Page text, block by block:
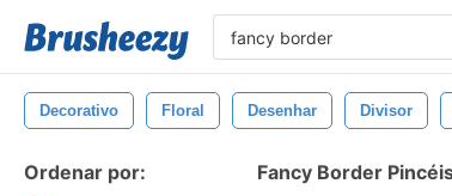
Decorativo Floral Desenhar Divisor
Ordenar por: Fancy Border